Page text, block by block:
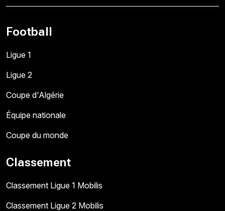
Football
Ligue 1
Ligue 2
Coupe d'Algérie
Équipe nationale
Coupe du monde
Classement
Classement Ligue 1 Mobilis
Classement Ligue 2 Mobilis